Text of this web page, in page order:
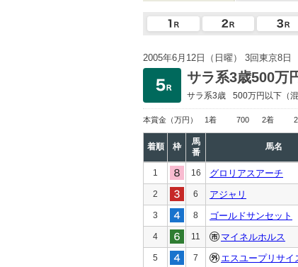
2005年6月12日（日曜） 3回東京8日
サラ系3歳500万
サラ系3歳 500万円以下 （
本賞金 （万円） 1着 700 2着
着順 枠
馬
番
馬名
1 16 グロリアスアーチ
2 6 アジャリ
3 8 ゴールドサンセット
4 11 マイネルホルス
5 7 エスユープリサイ